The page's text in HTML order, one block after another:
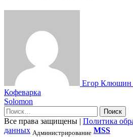
Егор Клюшин
Навигация
по
записям
Кофеварка
Solomon
Найти:
Все права защищены | Политика
данных Администрирование MSS